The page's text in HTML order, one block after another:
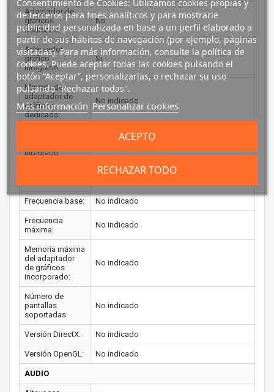
Adaptador de
gráficos
dedicado:
No
Adaptador
gráfico
integrado:
Si
Modelo de
adaptador de
gráficos
dedicado:
No indicado
integrado:
No
Frecuencia base: No indicado
Frecuencia
máxima:
No indicado
Memoria máxima
del adaptador
de gráficos
incorporado:
No indicado
Número de
pantallas
soportadas:
No indicado
Versión DirectX: No indicado
Versión OpenGL: No indicado
AUDIO
Consentimiento de Cookies: Utilizamos cookies propias y
de terceros para fines analíticos y para mostrarle
publicidad personalizada en base a un perfil elaborado a
partir de sus hábitos de navegación (por ejemplo, páginas
visitadas). Para más información, consulte la política de
cookies. Puede aceptar todas las cookies pulsando el
botón “Aceptar”, personalizarlas, o rechazar su uso
pulsando "Rechazar todas".
Más información Personalizar cookies
RECHAZAR TODO
ACEPTO